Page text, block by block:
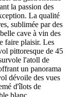
la passion des
La qualité
sublimée par des
cave à vin des
faire plaisir. Les
pittoresque de 45
l'atoll de
un panorama
dévoile des vues
d'îlots de
blanc